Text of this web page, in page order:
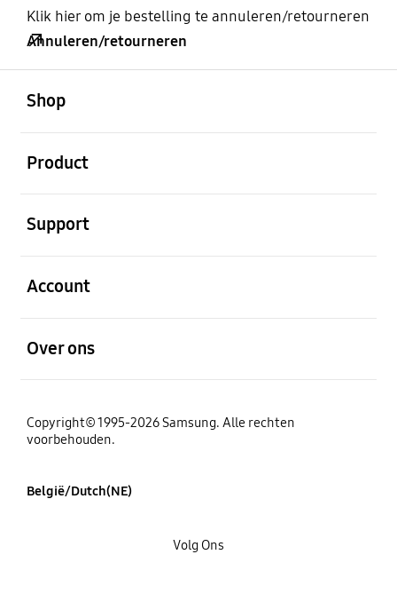
Klik hier om je bestelling te annuleren/retourneren
Annuleren/retourneren
Shop
Product
Support
Account
Over ons
Copyright© 1995-2026 Samsung. Alle rechten
voorbehouden.
België/Dutch(NE)
Volg Ons